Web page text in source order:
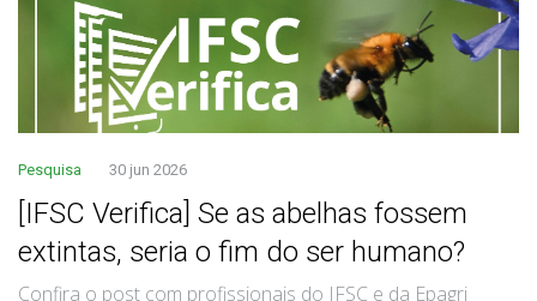
Pesquisa 30 jun 2026
[IFSC Verifica] Se as abelhas fossem
extintas, seria o fim do ser humano?
Confira o post com profissionais do IFSC e da Epagri